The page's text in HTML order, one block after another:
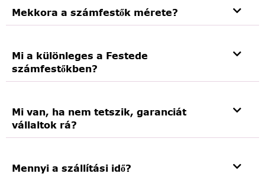
Mekkora a számfestők mérete?
Mi a különleges a Festede
számfestőkben?
Mi van, ha nem tetszik, garanciát
vállaltok rá?
Mennyi a szállítási idő?